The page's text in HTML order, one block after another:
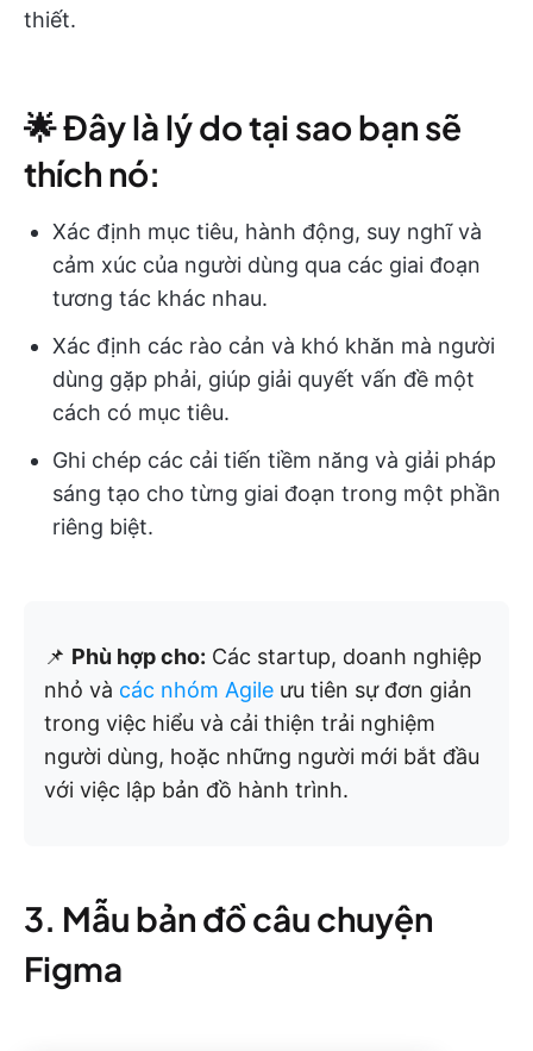
thiết.
🌟 Đây là lý do tại sao bạn sẽ
thích nó:
Xác định mục tiêu, hành động, suy nghĩ và
cảm xúc của người dùng qua các giai đoạn
tương tác khác nhau.
Xác định các rào cản và khó khăn mà người
dùng gặp phải, giúp giải quyết vấn đề một
cách có mục tiêu.
Ghi chép các cải tiến tiềm năng và giải pháp
sáng tạo cho từng giai đoạn trong một phần
riêng biệt.
📌 Phù hợp cho: Các startup, doanh nghiệp
nhỏ và các nhóm Agile ưu tiên sự đơn giản
trong việc hiểu và cải thiện trải nghiệm
người dùng, hoặc những người mới bắt đầu
với việc lập bản đồ hành trình.
3. Mẫu bản đồ câu chuyện
Figma